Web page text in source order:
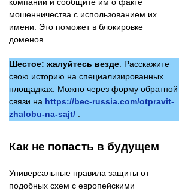
мошенничества с использованием их
имени. Это поможет в блокировке
доменов.
Шестое: жалуйтесь везде . Расскажите
свою историю на специализированных
площадках. Можно через форму обратной
связи на https://bec-russia.com/otpravit-
zhalobu-na-sajt/
Как не попасть в будущем
Универсальные правила защиты от
подобных схем с европейскими